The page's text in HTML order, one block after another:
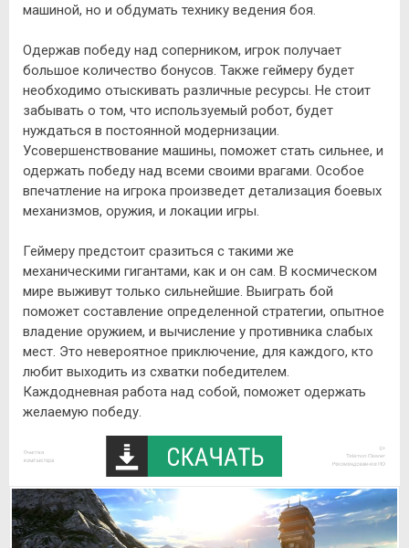
машиной, но и обдумать технику ведения боя.
Одержав победу над соперником, игрок получает
большое количество бонусов. Также геймеру будет
необходимо отыскивать различные ресурсы. Не стоит
забывать о том, что используемый робот, будет
нуждаться в постоянной модернизации.
Усовершенствование машины, поможет стать сильнее, и
одержать победу над всеми своими врагами. Особое
впечатление на игрока произведет детализация боевых
механизмов, оружия, и локации игры.
Геймеру предстоит сразиться с такими же
механическими гигантами, как и он сам. В космическом
мире выживут только сильнейшие. Выиграть бой
поможет составление определенной стратегии, опытное
владение оружием, и вычисление у противника слабых
мест. Это невероятное приключение, для каждого, кто
любит выходить из схватки победителем.
Каждодневная работа над собой, поможет одержать
желаемую победу.